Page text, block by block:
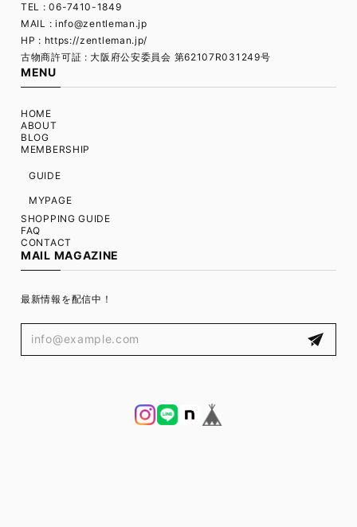
TEL : 06-7410-1849
MAIL : info@zentleman.jp
HP : https://zentleman.jp/
古物商許可証 : 大阪府公安委員会 第62107R031249号
MENU
HOME
ABOUT
BLOG
MEMBERSHIP
GUIDE
MYPAGE
SHOPPING GUIDE
FAQ
CONTACT
MAIL MAGAZINE
最新情報を配信中！